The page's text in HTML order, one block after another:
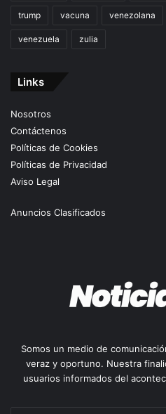
trump vacuna venezolana
venezuela zulia
Links
Nosotros
Contáctenos
Políticas de Cookies
Políticas de Privacidad
Aviso Legal
Anuncios Clasificados
Somos un medio de
veraz y oportuno. Nuestra
usuarios informados del